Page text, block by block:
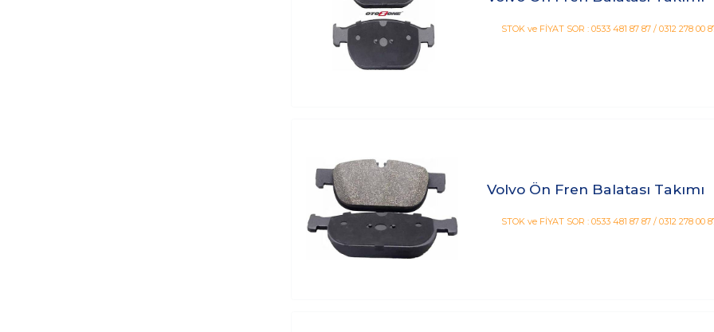
STOK ve FİYAT SOR : 0533 481 87 87 / 0312 278 00
Volvo Ön Fren Balatası Takımı
STOK ve FİYAT SOR : 0533 481 87 87 / 0312 278 00